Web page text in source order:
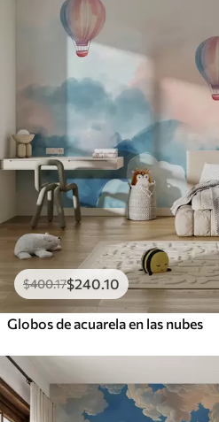
$400.17$240.10
Globos de acuarela en las nubes